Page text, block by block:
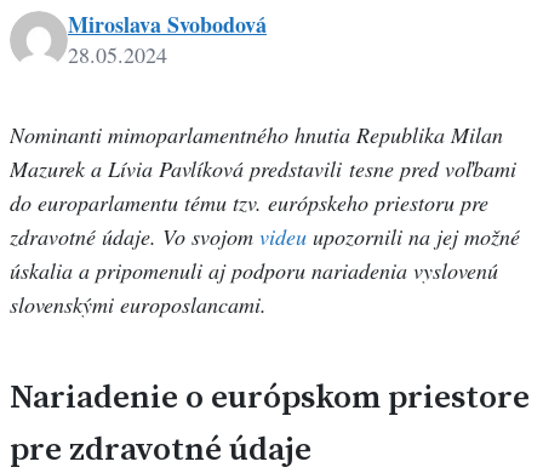
Miroslava Svobodová
28.05.2024
Nominanti mimoparlamentného hnutia Republika Milan
Mazurek a Lívia Pavlíková predstavili tesne pred voľbami
do europarlamentu tému tzv. európskeho priestoru pre
zdravotné údaje. Vo svojom videu upozornili na jej možné
úskalia a pripomenuli aj podporu nariadenia vyslovenú
slovenskými europoslancami.
Nariadenie o európskom priestore
pre zdravotné údaje